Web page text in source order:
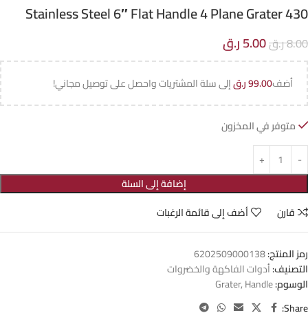
430 Stainless Steel 6″ Flat Handle 4 Plane Grater
8.00ر.ق5.00ر.ق
أضف99.00ر.قإلى سلة المشتريات واحصل على توصيل مجاني!
متوفر في المخزون
إضافة إلى السلة
قارن
أضف إلى قائمة الرغبات
رمز المنتج:6202509000138
التصنيف:أدوات الفاكهة والخضروات
الوسوم:
Grater,Handle
Share: